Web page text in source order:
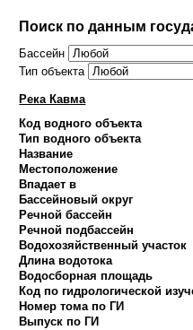
Поиск по данным
Бассейн
Тип объекта
Река Кавма
Код водного объекта
Тип водного объекта
Название
Местоположение
Впадает в
Бассейновый округ
Речной бассейн
Речной подбассейн
Водохозяйственный участок
Длина водотока
Водосборная площадь
Код по гидрологической
Номер тома по ГИ
Выпуск по ГИ